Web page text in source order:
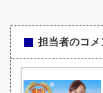
担当者のコメ